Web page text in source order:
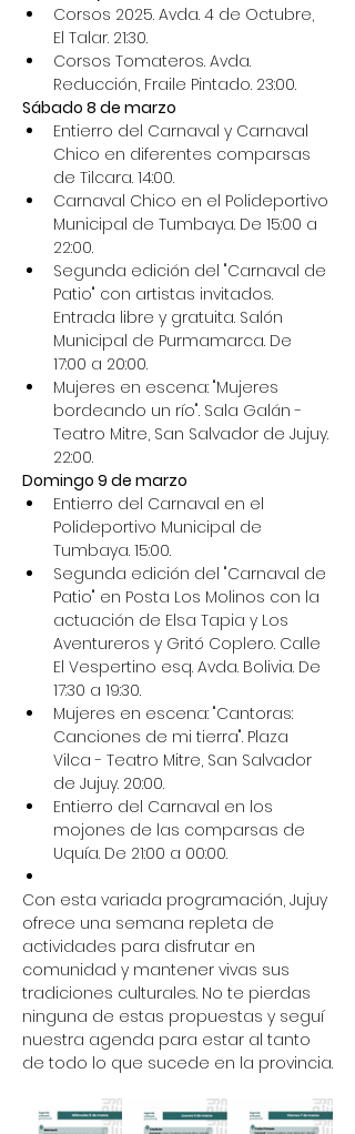
Corsos 2025. Avda. 4 de Octubre,
El Talar. 21:30.
Corsos Tomateros. Avda.
Reducción, Fraile Pintado. 23:00.
Sábado 8 de marzo
Entierro del Carnaval y Carnaval
Chico en diferentes comparsas
de Tilcara. 14:00.
Carnaval Chico en el Polideportivo
Municipal de Tumbaya. De 15:00 a
22:00.
Segunda edición del "Carnaval de
Patio" con artistas invitados.
Entrada libre y gratuita. Salón
Municipal de Purmamarca. De
17:00 a 20:00.
Mujeres en escena: "Mujeres
bordeando un río". Sala Galán -
Teatro Mitre, San Salvador de Jujuy.
22:00.
Domingo 9 de marzo
Entierro del Carnaval en el
Polideportivo Municipal de
Tumbaya. 15:00.
Segunda edición del "Carnaval de
Patio" en Posta Los Molinos con la
actuación de Elsa Tapia y Los
Aventureros y Gritó Coplero. Calle
El Vespertino esq. Avda. Bolivia. De
17:30 a 19:30.
Mujeres en escena: "Cantoras:
Canciones de mi tierra". Plaza
Vilca - Teatro Mitre, San Salvador
de Jujuy. 20:00.
Entierro del Carnaval en los
mojones de las comparsas de
Uquía. De 21:00 a 00:00.
Con esta variada programación, Jujuy
ofrece una semana repleta de
actividades para disfrutar en
comunidad y mantener vivas sus
tradiciones culturales. No te pierdas
ninguna de estas propuestas y seguí
nuestra agenda para estar al tanto
de todo lo que sucede en la provincia.